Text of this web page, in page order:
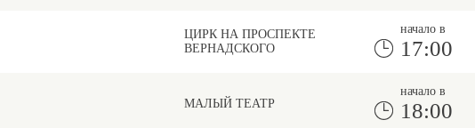
ЦИРК НА ПРОСПЕКТЕ
ВЕРНАДСКОГО
начало в
17:00
МАЛЫЙ ТЕАТР
начало в
18:00